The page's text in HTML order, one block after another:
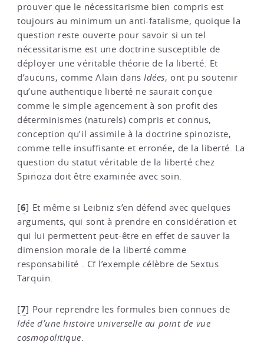
prouver que le nécessitarisme bien compris est
toujours au minimum un anti-fatalisme, quoique la
question reste ouverte pour savoir si un tel
nécessitarisme est une doctrine susceptible de
déployer une véritable théorie de la liberté. Et
d’aucuns, comme Alain dans Idées, ont pu soutenir
qu’une authentique liberté ne saurait conçue
comme le simple agencement à son profit des
déterminismes (naturels) compris et connus,
conception qu’il assimile à la doctrine spinoziste,
comme telle insuffisante et erronée, de la liberté. La
question du statut véritable de la liberté chez
Spinoza doit être examinée avec soin.
[6] Et même si Leibniz s’en défend avec quelques
arguments, qui sont à prendre en considération et
qui lui permettent peut-être en effet de sauver la
dimension morale de la liberté comme
responsabilité . Cf l’exemple célèbre de Sextus
Tarquin.
[7] Pour reprendre les formules bien connues de
Idée d’une histoire universelle au point de vue
cosmopolitique.